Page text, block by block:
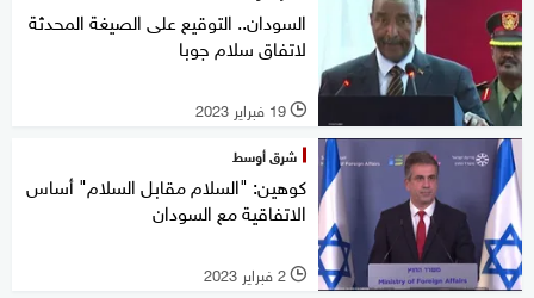
السودان.. التوقيع على الصيغة المحدثة
لاتفاق سلام جوبا
l 19 فبراير 2023
شرق أوسط
كوهين: "السلام مقابل السلام" أساس
الاتفاقية مع السودان
l 2 فبراير 2023